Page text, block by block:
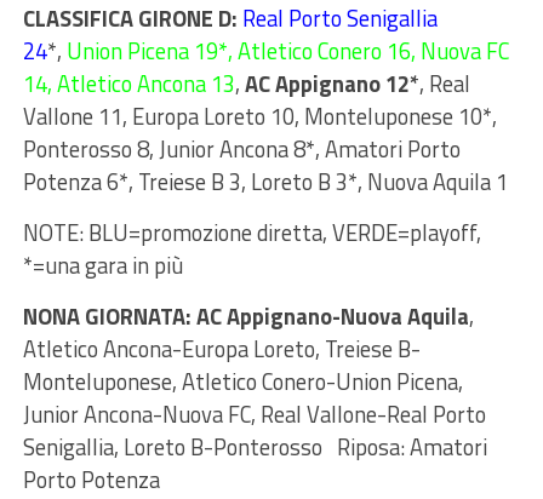
CLASSIFICA GIRONE D: Real Porto Senigallia
24*, Union Picena 19*, Atletico Conero 16, Nuova FC
14, Atletico Ancona 13,AC Appignano 12*, Real
Vallone 11, Europa Loreto 10, Monteluponese 10*,
Ponterosso 8, Junior Ancona 8*, Amatori Porto
Potenza 6*, Treiese B 3, Loreto B 3*, Nuova Aquila 1
NOTE: BLU=promozione diretta, VERDE=playoff,
*=una gara in più
NONA GIORNATA: AC Appignano-Nuova Aquila,
Atletico Ancona-Europa Loreto, Treiese B-
Monteluponese, Atletico Conero-Union Picena,
Junior Ancona-Nuova FC, Real Vallone-Real Porto
Senigallia, Loreto B-Ponterosso Riposa: Amatori
Porto Potenza